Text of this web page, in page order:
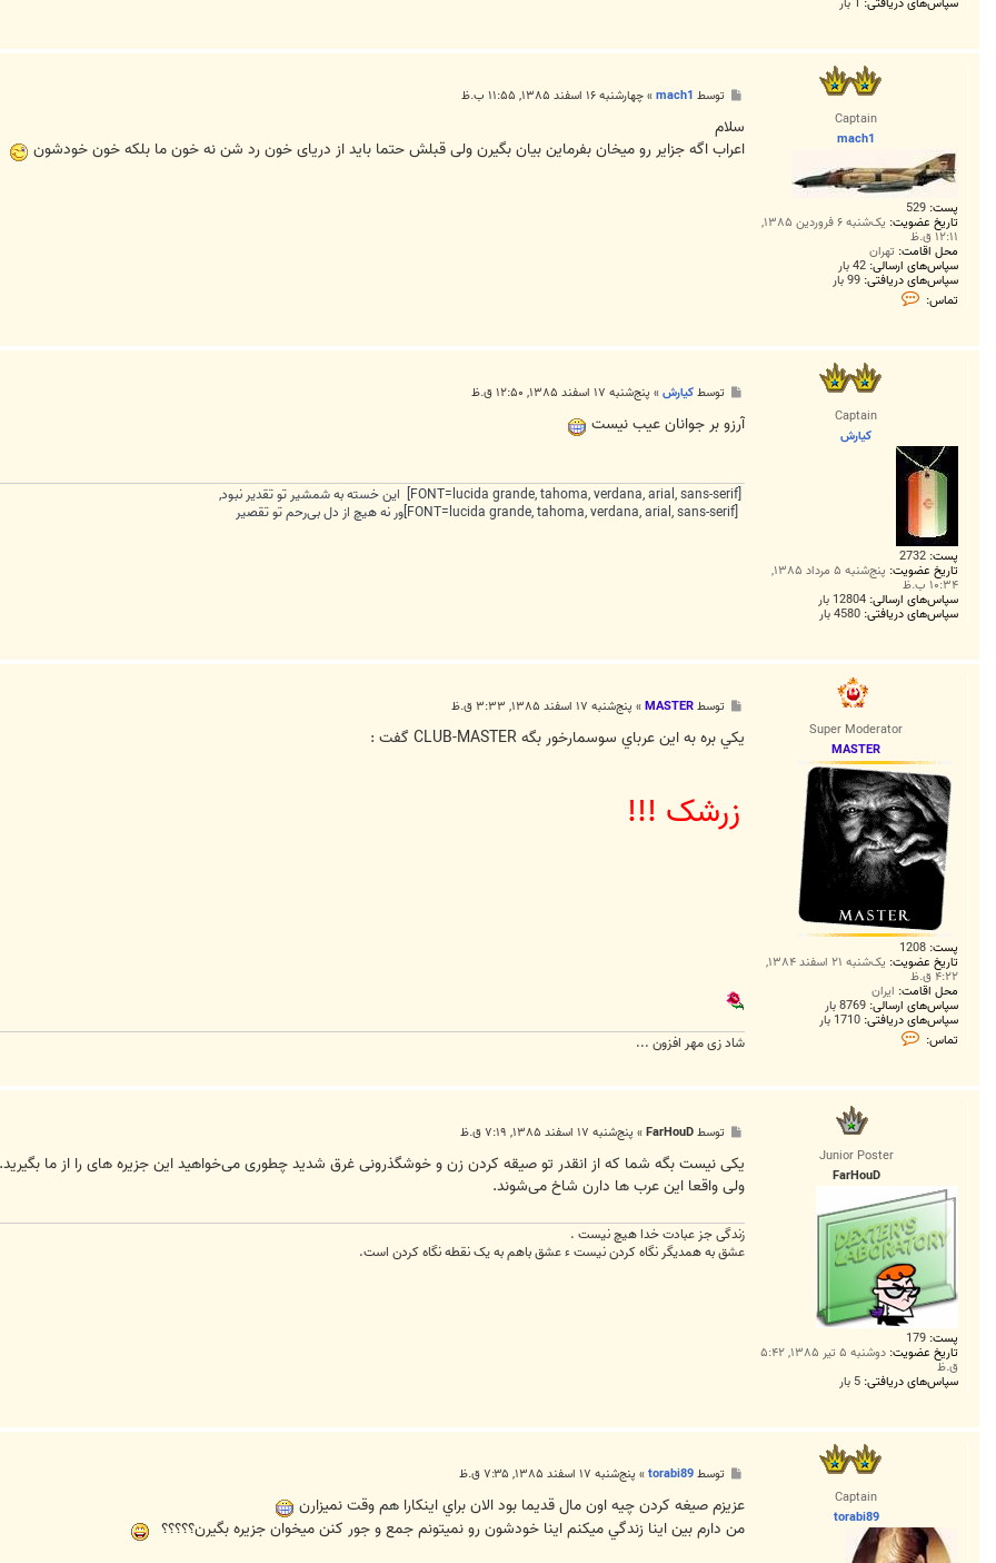
Captain
mach1
پست: 529
تاریخ عضویت: یک‌شنبه ۶ فروردین ۱۳۸۵,
۱۲:۱۱ ق.ظ
محل اقامت: تهران
سپاس‌های ارسالی: 42 بار
سپاس‌های دریافتی: 99 بار
تماس:
ت
m
ت
توسط mach1
»چهارشنبه ۱۶ اسفند ۱۳۸۵, ۱۱:۵۵ ب.ظ
سلام
اعراب اگه جزایر رو میخان بفرماین بیان بگیرن ولی قبلش حتما باید از دریای خون رد شن نه خون ما بلکه خون خودشون
Captain
كيارش
پست: 2732
تاریخ عضویت: پنج‌شنبه ۵ مرداد ۱۳۸۵,
۱۰:۳۴ ب.ظ
سپاس‌های ارسالی: 12804 بار
سپاس‌های دریافتی: 4580 بار
ت
توسطكيارش» پنج‌شنبه ۱۷ اسفند ۱۳۸۵, ۱۲:۵۰ ق.ظ
آرزو بر جوانان عيب نيست
[FONT=lucida grande, tahoma, verdana, arial, sans-serif] این خسته به شمشیر تو تقدیر نبود,
[FONT=lucida grande, tahoma, verdana, arial, sans-serif]ور نه هیچ از دل بی‌رحم تو تقصیر
Super Moderator
MASTER
پست: 1208
تاریخ عضویت: یک‌شنبه ۲۱ اسفند ۱۳۸۴,
۴:۲۲ ق.ظ
محل اقامت: ایران
سپاس‌های ارسالی: 8769 بار
سپاس‌های دریافتی: 1710 بار
تماس:
ت
M
E
R
ت
توسطMASTER
» پنج‌شنبه ۱۷ اسفند ۱۳۸۵, ۳:۳۳ ق.ظ
يکي بره به اين عرباي سوسمارخور بگه CLUB-MASTER گفت :
زرشک !!!
شاد زی مهر افزون ...
Junior Poster
FarHouD
پست: 179
تاریخ عضویت: دوشنبه ۵ تیر ۱۳۸۵, ۵:۴۲
ق.ظ
سپاس‌های دریافتی: 5 بار
ت
توسطFarHouD
» پنج‌شنبه ۱۷ اسفند ۱۳۸۵, ۷:۱۹ ق.ظ
یکی نیست بگه شما که از انقدر تو صیقه کردن زن و خوشگذرونی غرق شدید چطوری می‌خواهید این جزیره های را از ما بگیرید.
ولی واقعا این عرب ها دارن شاخ می‌شوند.
زندگی جز عبادت خدا هیچ نیست .
عشق به همدیگر نگاه کردن نیست ء عشق باهم به یک نقطه نگاه کردن است.
Captain
torabi89
ت
توسطtorabi89
» پنج‌شنبه ۱۷ اسفند ۱۳۸۵, ۷:۳۵ ق.ظ
عزيزم صيغه کردن چيه اون مال قديما بود الان براي اينکارا هم وقت نميزارن
من دارم بين اينا زندگي ميکنم اينا خودشون رو نميتونم جمع و جور کنن ميخوان جزيره بگيرن؟؟؟؟؟